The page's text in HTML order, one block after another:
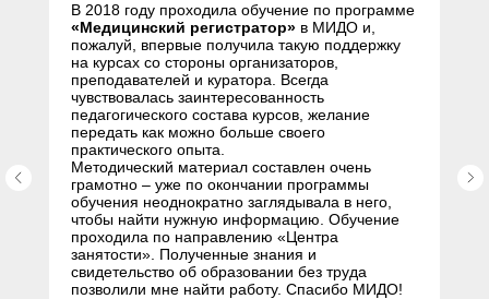
В 2018 году проходила обучение по программе
«Медицинский регистратор» в МИДО и,
пожалуй, впервые получила такую поддержку
на курсах со стороны организаторов,
преподавателей и куратора. Всегда
чувствовалась заинтересованность
педагогического состава курсов, желание
передать как можно больше своего
практического опыта.
Методический материал составлен очень
грамотно – уже по окончании программы
обучения неоднократно заглядывала в него,
чтобы найти нужную информацию. Обучение
проходила по направлению «Центра
занятости». Полученные знания и
свидетельство об образовании без труда
позволили мне найти работу. Спасибо МИДО!